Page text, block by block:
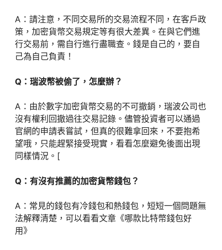
A：請注意，不同交易所的交易流程不同，在客戶政
策，加密貨幣交易規定等有很大差異。在與它們進
行交易前，需自行進行盡職查。錢是自己的，要自
己為自己負責！
Q：瑞波幣被偷了，怎麼辦？
A：由於數字加密貨幣交易的不可撤銷，瑞波公司也
沒有權利回撤過往交易記錄。儘管投資者可以通過
官網的申請表嘗試，但真的很難拿回來，不要抱希
望哦，只能趕緊接受現實，看看怎麼避免後面出現
同樣情況。[
Q：有沒有推薦的加密貨幣錢包？
A：常見的錢包有冷錢包和熱錢包，短短一個問題無
法解釋清楚，可以看看文章《哪款比特幣錢包好
用》